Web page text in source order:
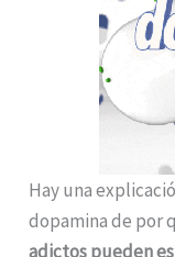
Hay una
dopamina de por
adictos pueden